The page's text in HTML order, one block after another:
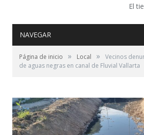
El
NAVEGAR
Página de inicio » Local »
Vecinos
de aguas negras en canal de Fluvial Vallarta